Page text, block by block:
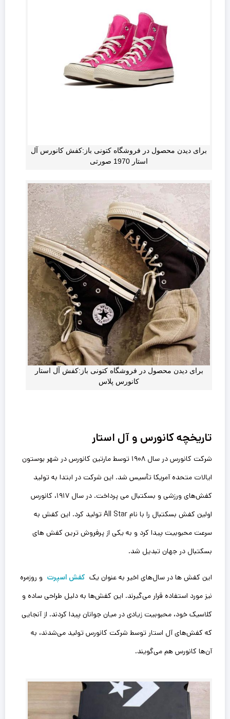
برای دیدن محصول در فروشگاه کتونی باز:کفش کانورس آل
استار 1970 صورتی
برای دیدن محصول در فروشگاه کتونی باز:کفش آل استار
کانورس پلاس
تاریخچه کانورس و آل استار
شرکت کانورس در سال ۱۹۰۸ توسط مارتین کانورس در شهر بوستون
ایالات متحده آمریکا تأسیس شد. این شرکت در ابتدا به تولید
کفش‌های ورزشی و بسکتبال می‌ پرداخت. در سال ۱۹۱۷، کانورس
اولین کفش بسکتبال را با نام All Star تولید کرد. این کفش به
سرعت محبوبیت پیدا کرد و به یکی از پرفروش ‌ترین کفش ‌های
بسکتبال در جهان تبدیل شد.
این کفش ها در سال‌های اخیر به عنوان یک کفش اسپرت و روزمره
نیز مورد استفاده قرار می‌گیرند. این کفش‌ها به دلیل طراحی ساده و
کلاسیک خود، محبوبیت زیادی در میان جوانان پیدا کردند. از آنجایی
که کفش‌های آل استار توسط شرکت کانورس تولید می‌شدند، به
آن‌ها کانورس هم می‌گویند.